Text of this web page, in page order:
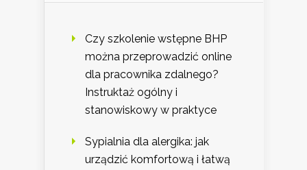
Czy szkolenie wstępne BHP
można przeprowadzić online
dla pracownika zdalnego?
Instruktaż ogólny i
stanowiskowy w praktyce
Sypialnia dla alergika: jak
urządzić komfortową i łatwą